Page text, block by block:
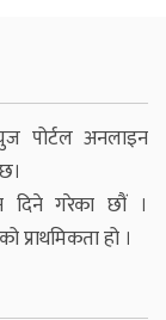
पोर्टल अनलाइन
दिने गरेका छौं ।
प्राथमिकता हो ।